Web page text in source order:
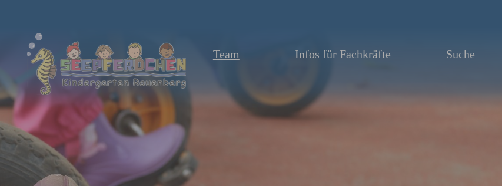
Team Infos für Fachkräfte Suche